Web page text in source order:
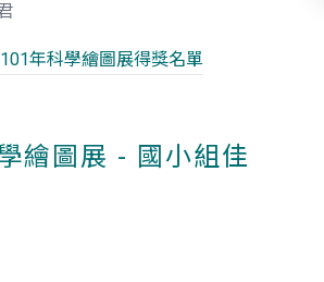
101年科學繪圖展得獎名單
繪圖展 - 國小組佳